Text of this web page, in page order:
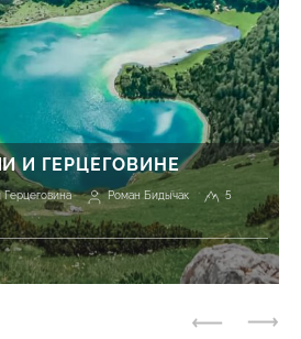
И ГЕРЦЕГОВИНЕ
Герцеговина Роман Бидычак
5